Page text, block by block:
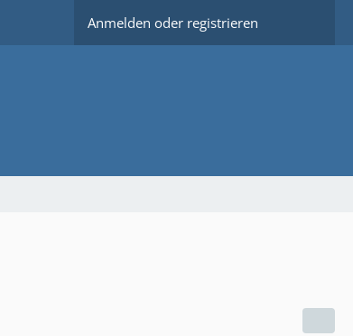
Anmelden oder registrieren